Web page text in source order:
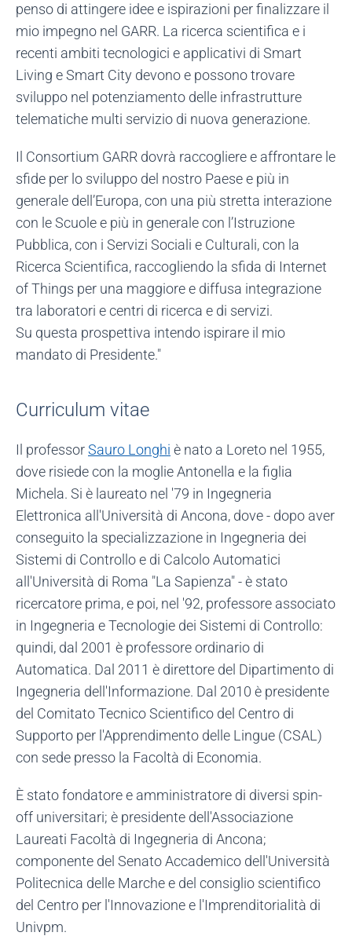
penso di attingere idee e ispirazioni per finalizzare il
mio impegno nel GARR. La ricerca scientifica e i
recenti ambiti tecnologici e applicativi di Smart
Living e Smart City devono e possono trovare
sviluppo nel potenziamento delle infrastrutture
telematiche multi servizio di nuova generazione.
Il Consortium GARR dovrà raccogliere e affrontare le
sfide per lo sviluppo del nostro Paese e più in
generale dell’Europa, con una più stretta interazione
con le Scuole e più in generale con l’Istruzione
Pubblica, con i Servizi Sociali e Culturali, con la
Ricerca Scientifica, raccogliendo la sfida di Internet
of Things per una maggiore e diffusa integrazione
tra laboratori e centri di ricerca e di servizi.
Su questa prospettiva intendo ispirare il mio
mandato di Presidente."
Curriculum vitae
Il professorSauro Longhi è nato a Loreto nel 1955,
dove risiede con la moglie Antonella e la figlia
Michela. Si è laureato nel '79 in Ingegneria
Elettronica all'Università di Ancona, dove - dopo aver
conseguito la specializzazione in Ingegneria dei
Sistemi di Controllo e di Calcolo Automatici
all'Università di Roma "La Sapienza" - è stato
ricercatore prima, e poi, nel '92, professore associato
in Ingegneria e Tecnologie dei Sistemi di Controllo:
quindi, dal 2001 è professore ordinario di
Automatica. Dal 2011 è direttore del Dipartimento di
Ingegneria dell'Informazione. Dal 2010 è presidente
del Comitato Tecnico Scientifico del Centro di
Supporto per l'Apprendimento delle Lingue (CSAL)
con sede presso la Facoltà di Economia.
È stato fondatore e amministratore di diversi spin-
off universitari; è presidente dell'Associazione
Laureati Facoltà di Ingegneria di Ancona;
componente del Senato Accademico dell'Università
Politecnica delle Marche e del consiglio scientifico
del Centro per l'Innovazione e l'Imprenditorialità di
Univpm.